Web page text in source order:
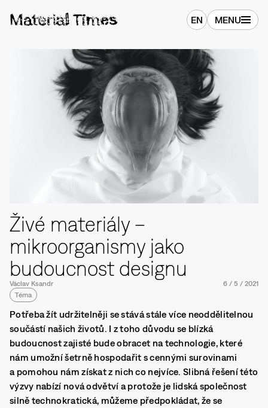
EN MENU
Živé materiály –
mikroorganismy jako
budoucnost designu
Václav Ksandr 6 / 5 / 2021
Téma
Potřeba žít udržitelněji se stává stále více neoddělitelnou
součástí našich životů. I z toho důvodu se blízká
budoucnost zajisté bude obracet na technologie, které
nám umožní šetrně hospodařit s cennými surovinami
a pomohou nám získat z nich co nejvíce. Slibná řešení této
výzvy nabízí nová odvětví a protože je lidská společnost
silně technokratická, můžeme předpokládat, že se